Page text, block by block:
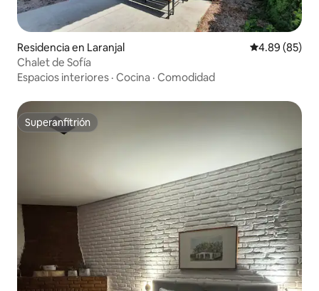
Residencia en Laranjal Calificación
4.89 (85)
Chalet de Sofía
Espacios interiores · Cocina · Comodidad
Superanfitrión
Superanfitrión